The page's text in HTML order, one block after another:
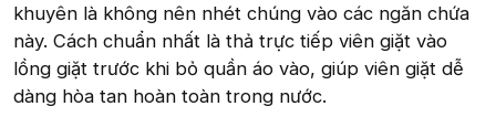
khuyên là không nên nhét chúng vào các ngăn chứa
này. Cách chuẩn nhất là thả trực tiếp viên giặt vào
lồng giặt trước khi bỏ quần áo vào, giúp viên giặt dễ
dàng hòa tan hoàn toàn trong nước.